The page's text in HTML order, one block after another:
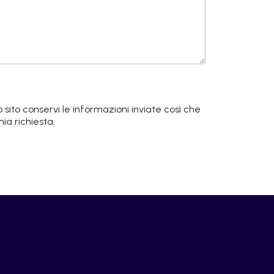
conservi le informazioni inviate così che
richiesta.